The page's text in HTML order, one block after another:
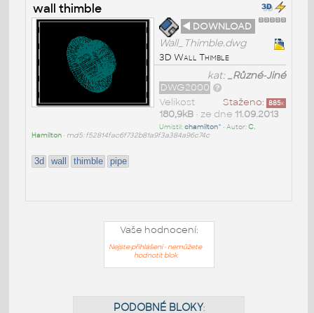
wall thimble
◄ DOWNLOAD
Wall_Thimble.dwg
3D Wall Thimble
kat:_Různé-Jiné
DWG2000
Staženo: 885x
Velikost
180,9kB• ze dne 11.09.2013
Umístil:chamilton^ • Autor:C.
Hamilton• md5: f52814fac6f732b81a9f3a384a96c74c
3d wall thimble pipe
Vaše hodnocení:
Nejste přihlášeni - nemůžete
hodnotit blok